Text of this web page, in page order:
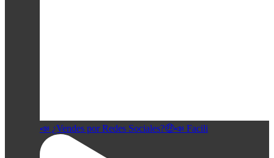
📣 ¿Vendes por Redes Sociales?🤑📣 Facili